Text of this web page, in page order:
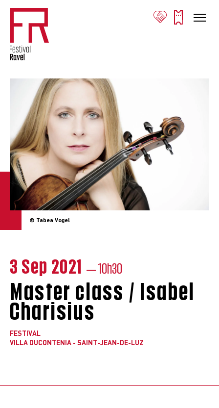
© Tabea Vogel
3 Sep 2021 — 10h30
Master class / Isabel
Charisius
FESTIVAL
VILLA DUCONTENIA - SAINT-JEAN-DE-LUZ